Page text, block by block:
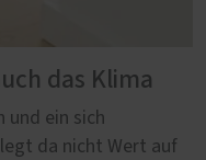
das Klima
und ein sich
da nicht Wert auf